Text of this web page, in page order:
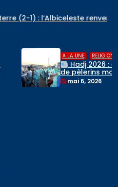
l’Albiceleste renverse les
départ du premier contingent
vers l’Arabie saoudite